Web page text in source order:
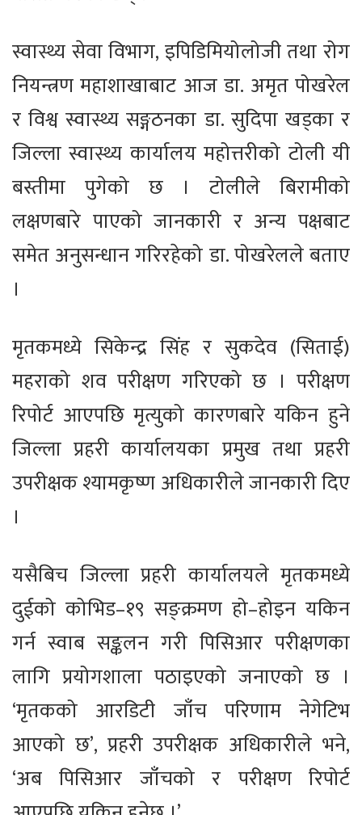
स्वास्थ्य सेवा विभाग, इपिडिमियोलोजी तथा रोग
नियन्त्रण महाशाखाबाट आज डा. अमृत पोखरेल
र विश्व स्वास्थ्य सङ्गठनका डा. सुदिपा खड्का र
जिल्ला स्वास्थ्य कार्यालय महोत्तरीको टोली यी
बस्तीमा पुगेको छ । टोलीले बिरामीको
लक्षणबारे पाएको जानकारी र अन्य पक्षबाट
समेत अनुसन्धान गरिरहेको डा. पोखरेलले बताए
।
मृतकमध्ये सिकेन्द्र सिंह र सुकदेव (सिताई)
महराको शव परीक्षण गरिएको छ । परीक्षण
रिपोर्ट आएपछि मृत्युको कारणबारे यकिन हुने
जिल्ला प्रहरी कार्यालयका प्रमुख तथा प्रहरी
उपरीक्षक श्यामकृष्ण अधिकारीले जानकारी दिए
।
यसैबिच जिल्ला प्रहरी कार्यालयले मृतकमध्ये
दुईको कोभिड–१९ सङ्क्रमण हो–होइन यकिन
गर्न स्वाब सङ्कलन गरी पिसिआर परीक्षणका
लागि प्रयोगशाला पठाइएको जनाएको छ ।
‘मृतकको आरडिटी जाँच परिणाम नेगेटिभ
आएको छ’, प्रहरी उपरीक्षक अधिकारीले भने,
‘अब पिसिआर जाँचको र परीक्षण रिपोर्ट